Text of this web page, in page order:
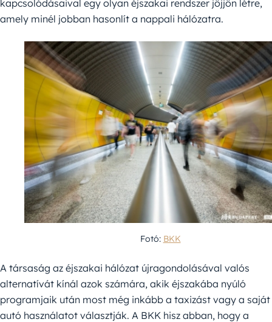
kapcsolódásaival egy olyan éjszakai rendszer jöjjön létre,
amely minél jobban hasonlít a nappali hálózatra.
Fotó: BKK
A társaság az éjszakai hálózat újragondolásával valós
alternatívát kínál azok számára, akik éjszakába nyúló
programjaik után most még inkább a taxizást vagy a saját
autó használatot választják. A BKK hisz abban, hogy a